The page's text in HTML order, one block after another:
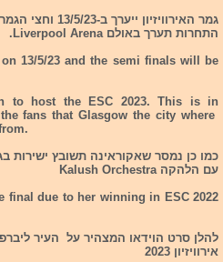
התחרות תערך באולם Liverpool Arena.
13/5/23 and the semi finals will be
to host the ESC 2023. This is in
fans that Glasgow the city where
כמו כן נמסר שאקוראינה תשובץ ישירות
עם הלהקה Kalush Orchestra
final due to her winning in ESC 2022
להלן סרט הוידאו המצהיר על העיר
אירוויזיון 2023